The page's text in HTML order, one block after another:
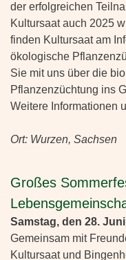
der erfolgreichen
Kultursaat auch 2025
finden Kultursaat am
ökologische
Sie mit uns über die
Pflanzenzüchtung ins
Weitere Informationen
Ort: Wurzen, Sachsen
Großes
Samstag, den 28.
Gemeinsam mit
Kultursaat und